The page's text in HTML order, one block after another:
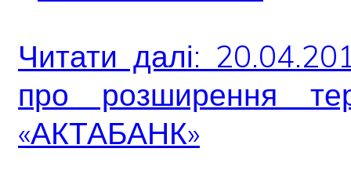
Читати далі:
про розширення
«АКТАБАНК»